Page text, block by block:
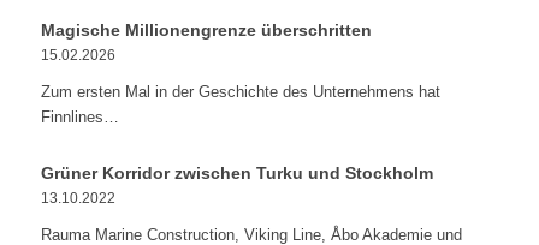
Magische Millionengrenze überschritten
15.02.2026
Zum ersten Mal in der Geschichte des Unternehmens hat
Finnlines…
Grüner Korridor zwischen Turku und Stockholm
13.10.2022
Rauma Marine Construction, Viking Line, Åbo Akademie und